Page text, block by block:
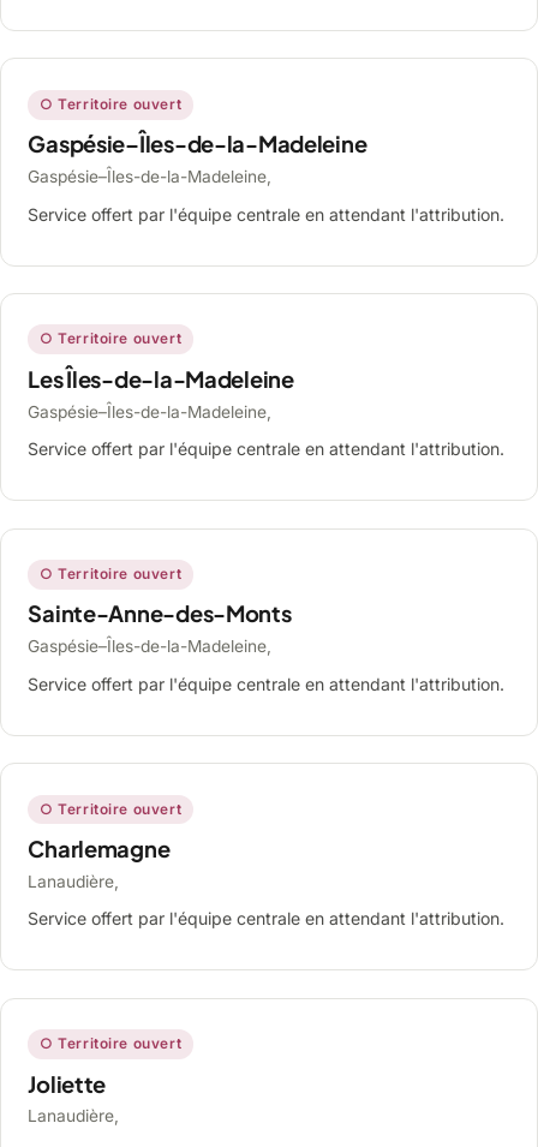
○ Territoire ouvert
Gaspésie–Îles-de-la-Madeleine
Gaspésie–Îles-de-la-Madeleine,
Service offert par l'équipe centrale en attendant l'attribution.
○ Territoire ouvert
Les Îles-de-la-Madeleine
Gaspésie–Îles-de-la-Madeleine,
Service offert par l'équipe centrale en attendant l'attribution.
○ Territoire ouvert
Sainte-Anne-des-Monts
Gaspésie–Îles-de-la-Madeleine,
Service offert par l'équipe centrale en attendant l'attribution.
○ Territoire ouvert
Charlemagne
Lanaudière,
Service offert par l'équipe centrale en attendant l'attribution.
○ Territoire ouvert
Joliette
Lanaudière,